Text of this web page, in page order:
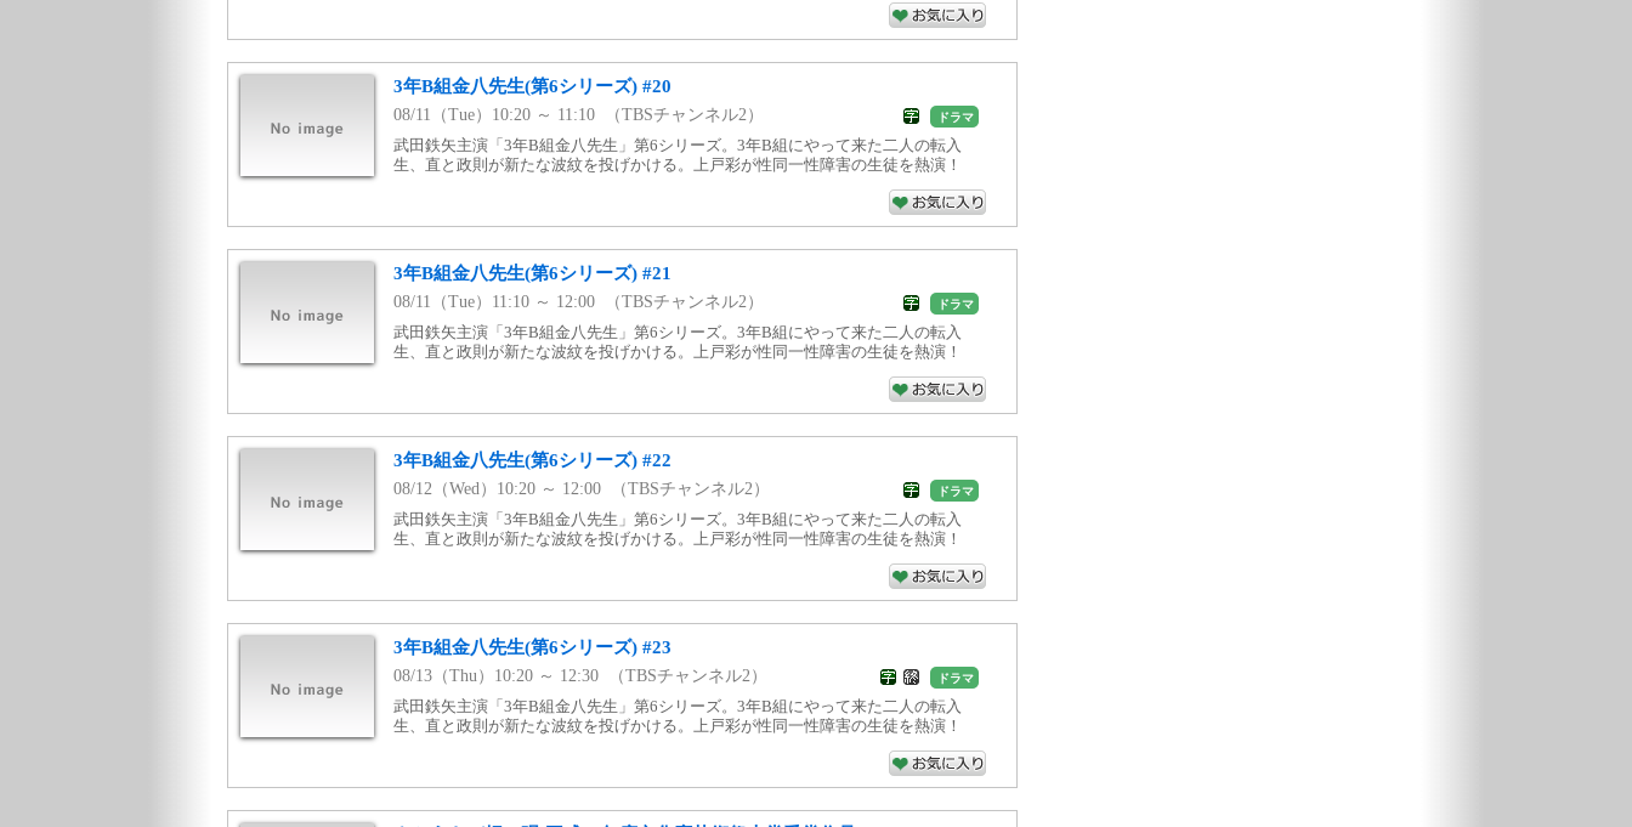
3年B組金八先生(第6シリーズ) #20
08/11（Tue）10:20 ～ 11:10 （TBSチャンネル2） ドラマ
武田鉄矢主演「3年B組金八先生」第6シリーズ。3年B組にやって来た二人の転入
生、直と政則が新たな波紋を投げかける。上戸彩が性同一性障害の生徒を熱演！
3年B組金八先生(第6シリーズ) #21
08/11（Tue）11:10 ～ 12:00 （TBSチャンネル2） ドラマ
武田鉄矢主演「3年B組金八先生」第6シリーズ。3年B組にやって来た二人の転入
生、直と政則が新たな波紋を投げかける。上戸彩が性同一性障害の生徒を熱演！
3年B組金八先生(第6シリーズ) #22
08/12（Wed）10:20 ～ 12:00 （TBSチャンネル2） ドラマ
武田鉄矢主演「3年B組金八先生」第6シリーズ。3年B組にやって来た二人の転入
生、直と政則が新たな波紋を投げかける。上戸彩が性同一性障害の生徒を熱演！
3年B組金八先生(第6シリーズ) #23
08/13（Thu）10:20 ～ 12:30 （TBSチャンネル2） ドラマ
武田鉄矢主演「3年B組金八先生」第6シリーズ。3年B組にやって来た二人の転入
生、直と政則が新たな波紋を投げかける。上戸彩が性同一性障害の生徒を熱演！